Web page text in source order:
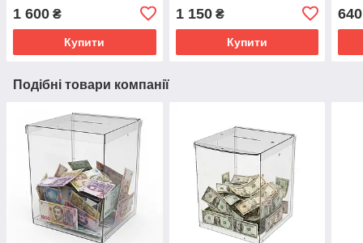
1 600 ₴
Купити
1 150₴
Купити
640
Подібні товари компанії